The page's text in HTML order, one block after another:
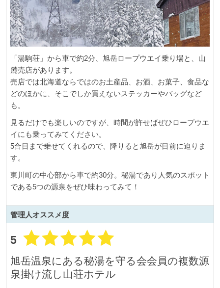
「湯駒荘」から車で約2分、旭岳ロープウエイ乗り場と、山
麓売店があります。
売店では北海道ならではのお土産品、お酒、お菓子、食品な
どのほかに、そこでしか買えないステッカーやバッグなど
も。
見るだけでも楽しいのですが、時間が許せばぜひロープウエ
イにも乗ってみてください。
5合目まで乗せてくれるので、降りると旭岳が目前に迫りま
す。
東川町の中心部から車で約30分。秘湯であり人気のスポット
である5つの源泉をぜひ味わってみて！
管理人オススメ度
5
旭岳温泉にある秘湯を守る会会員の複数源
泉掛け流し山荘ホテル